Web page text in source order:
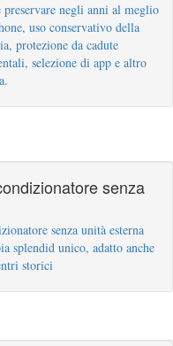
preservare negli anni al meglio
uso conservativo della
protezione da cadute
selezione di app e altro
senza
senza unità esterna
splendid unico, adatto anche
storici